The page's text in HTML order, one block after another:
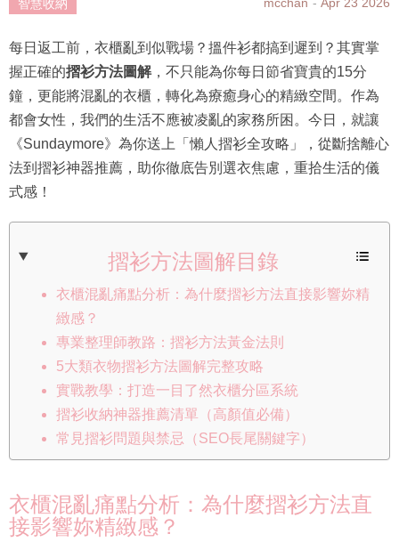
智慧收納
每日返工前，衣櫃亂到似戰場？搵件衫都搞到遲到？其實掌
握正確的摺衫方法圖解，不只能為你每日節省寶貴的15分
鐘，更能將混亂的衣櫃，轉化為療癒身心的精緻空間。作為
都會女性，我們的生活不應被凌亂的家務所困。今日，就讓
《Sundaymore》為你送上「懶人摺衫全攻略」，從斷捨離心
法到摺衫神器推薦，助你徹底告別選衣焦慮，重拾生活的儀
式感！
摺衫方法圖解目錄
衣櫃混亂痛點分析：為什麼摺衫方法直接影響妳精
緻感？
專業整理師教路：摺衫方法黃金法則
5大類衣物摺衫方法圖解完整攻略
實戰教學：打造一目了然衣櫃分區系統
摺衫收納神器推薦清單（高顏值必備）
常見摺衫問題與禁忌（SEO長尾關鍵字）
衣櫃混亂痛點分析：為什麼摺衫方法直
接影響妳精緻感？